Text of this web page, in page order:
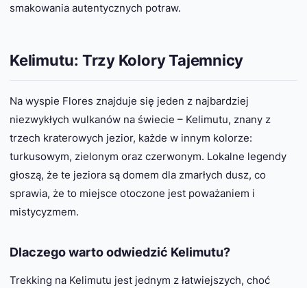
smakowania autentycznych potraw.
Kelimutu: Trzy Kolory Tajemnicy
Na wyspie Flores znajduje się jeden z najbardziej
niezwykłych wulkanów na świecie – Kelimutu, znany z
trzech kraterowych jezior, każde w innym kolorze:
turkusowym, zielonym oraz czerwonym. Lokalne legendy
głoszą, że te jeziora są domem dla zmarłych dusz, co
sprawia, że to miejsce otoczone jest poważaniem i
mistycyzmem.
Dlaczego warto odwiedzić Kelimutu?
Trekking na Kelimutu jest jednym z łatwiejszych, choć